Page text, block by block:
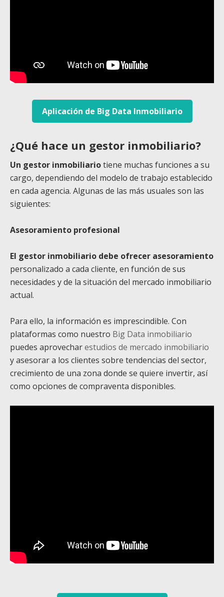
Aplicación de Big Data Inmobiliario
¿Qué hace un gestor inmobiliario?
Un gestor inmobiliariotiene muchas funciones a su
cargo, dependiendo del modelo de trabajo establecido
en cada agencia. Algunas de las más usuales son las
siguientes:
Asesoramiento profesional
El gestor inmobiliario debe ofrecer asesoramiento
personalizado a cada cliente, en función de sus
necesidades y de la situación del mercado inmobiliario
actual.
Para ello, la información es imprescindible. Con
plataformas como nuestro Big Data inmobiliario
puedes aprovecharestudios de mercado inmobiliario
y asesorar a los clientes sobre tendencias del sector,
crecimiento de una zona donde se quiere invertir, así
como opciones de compraventa disponibles.